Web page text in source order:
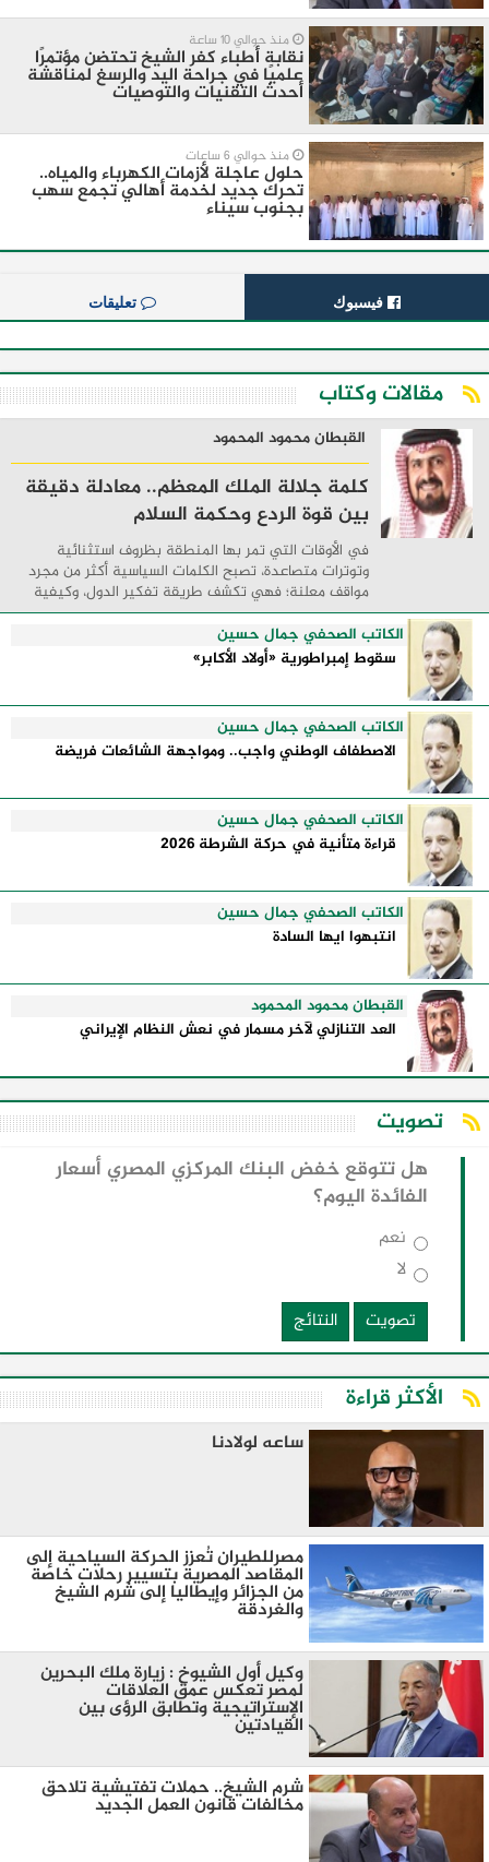
منذ حوالي 10 ساعة
نقابة أطباء كفر الشيخ تحتضن مؤتمرًا
علميًا في جراحة اليد والرسغ لمناقشة
أحدث التقنيات والتوصيات
منذ حوالي 6 ساعات
حلول عاجلة لأزمات الكهرباء والمياه..
تحرك جديد لخدمة أهالي تجمع سهب
بجنوب سيناء
فيسبوك تعليقات
مقالات وكتاب
القبطان محمود المحمود
كلمة جلالة الملك المعظم.. معادلة دقيقة
بين قوة الردع وحكمة السلام
في الأوقات التي تمر بها المنطقة بظروف استثنائية
وتوترات متصاعدة، تصبح الكلمات السياسية أكثر من مجرد
مواقف معلنة؛ فهي تكشف طريقة تفكير الدول، وكيفية
إدارتها للأزمات، والحدود التي تفصل بين القوة ...
الكاتب الصحفي جمال حسين
سقوط إمبراطورية «أولاد الأكابر»
الكاتب الصحفي جمال حسين
الاصطفاف الوطني واجب.. ومواجهة الشائعات فريضة
الكاتب الصحفي جمال حسين
قراءة متأنية في حركة الشرطة 2026
الكاتب الصحفي جمال حسين
انتبهوا ايها السادة
القبطان محمود المحمود
العد التنازلي لآخر مسمار في نعش النظام الإيراني
تصويت
هل تتوقع خفض البنك المركزي المصري أسعار
الفائدة اليوم؟
نعم
لا
تصويت
النتائج
الأكثر قراءة
ساعه لولادنا
مصرللطيران تُعزز الحركة السياحية إلى
المقاصد المصرية بتسيير رحلات خاصة
من الجزائر وإيطاليا إلى شرم الشيخ
والغردقة
وكيل أول الشيوخ : زيارة ملك البحرين
لمصر تعكس عمق العلاقات
الإستراتيجية وتطابق الرؤى بين
القيادتين
شرم الشيخ.. حملات تفتيشية تلاحق
مخالفات قانون العمل الجديد